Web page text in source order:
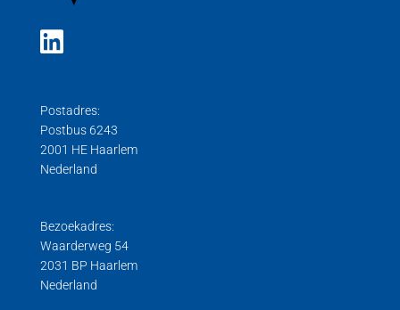
Postadres:
Postbus 6243
2001 HE Haarlem
Nederland
Bezoekadres:
Waarderweg 54
2031 BP Haarlem
Nederland